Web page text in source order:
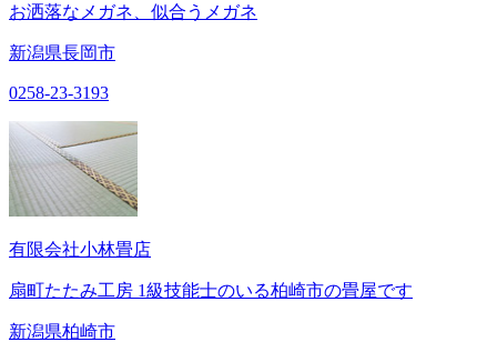
お洒落なメガネ、似合うメガネ
新潟県長岡市
0258-23-3193
有限会社小林畳店
扇町たたみ工房 1級技能士のいる柏崎市の畳屋です
新潟県柏崎市